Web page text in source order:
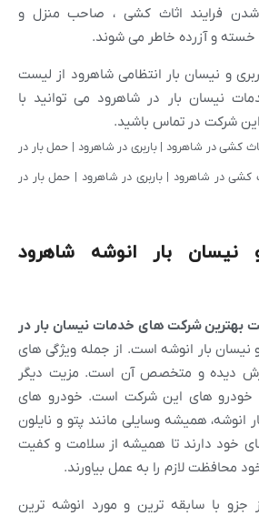
فرایند اثاث کشی ، صاحب منزل و
و آزرده خاطر می شوند.
و نیسان بار انتظامی شاهرود از لیست
نیسان بار در شاهرود می توانید با
این شرکت در تماس باشید.
کشی در شاهرود | باربری در شاهرود | حمل بار در
نیسان بار انوشه شاهرود
بهترین شرکت های خدمات نیسان بار در
نیسان بار انوشه است. از جمله ویژگی های
دیده و متخصص آن است. مزیت دیگر
خودرو های این شرکت است. خودرو های
انوشه، همیشه وسایلی مانند پتو و نایلون
خود دارند تا همیشه از سلامت و کفیت
محافظت لازم را به عمل بیاورند.
جزو با سابقه ترین و مورد انوشه ترین